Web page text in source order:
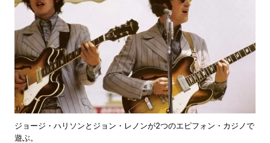
ジョージ・ハリソンとジョン・レノンが2つのエピフォン・カジノで
遊ぶ。